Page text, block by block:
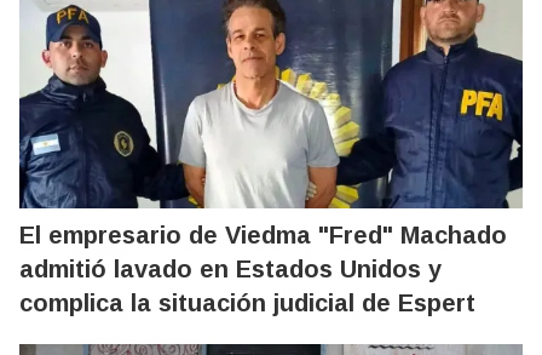
El empresario de Viedma "Fred" Machado
admitió lavado en Estados Unidos y
complica la situación judicial de Espert